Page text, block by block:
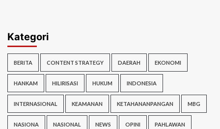
Kategori
BERITA CONTENT STRATEGY DAERAH EKONOMI
HANKAM HILIRISASI HUKUM INDONESIA
INTERNASIONAL KEAMANAN KETAHANANPANGAN MBG
NASIONA NASIONAL NEWS OPINI PAHLAWAN